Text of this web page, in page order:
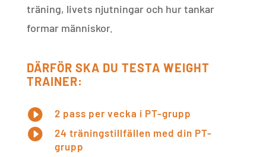
träning, livets njutningar och hur tankar
formar människor.
DÄRFÖR SKA DU TESTA WEIGHT
TRAINER:
 2 pass per vecka i PT-grupp

24 träningstillfällen med din PT-
grupp